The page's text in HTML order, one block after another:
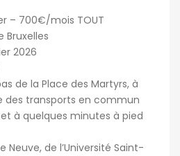
– 700€/mois TOUT
Bruxelles
2026
de la Place des Martyrs, à
transports en commun
à quelques minutes à pied
Neuve, de l’Université Saint-